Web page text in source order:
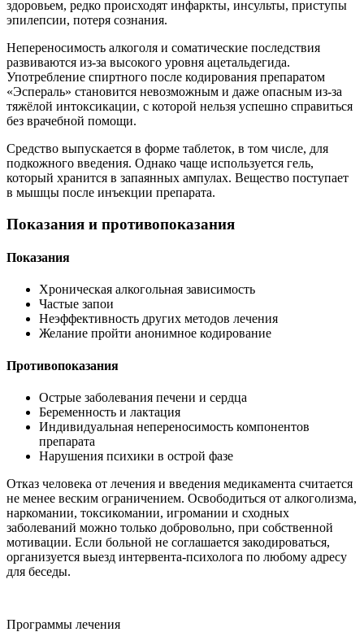
здоровьем, редко происходят инфаркты, инсульты, приступы
эпилепсии, потеря сознания.
Непереносимость алкоголя и соматические последствия
развиваются из-за высокого уровня ацетальдегида.
Употребление спиртного после кодирования препаратом
«Эспераль» становится невозможным и даже опасным из-за
тяжёлой интоксикации, с которой нельзя успешно справиться
без врачебной помощи.
Средство выпускается в форме таблеток, в том числе, для
подкожного введения. Однако чаще используется гель,
который хранится в запаянных ампулах. Вещество поступает
в мышцы после инъекции препарата.
Показания и противопоказания
Показания
Хроническая алкогольная зависимость
Частые запои
Неэффективность других методов лечения
Желание пройти анонимное кодирование
Противопоказания
Острые заболевания печени и сердца
Беременность и лактация
Индивидуальная непереносимость компонентов
препарата
Нарушения психики в острой фазе
Отказ человека от лечения и введения медикамента считается
не менее веским ограничением. Освободиться от алкоголизма,
наркомании, токсикомании, игромании и сходных
заболеваний можно только добровольно, при собственной
мотивации. Если больной не соглашается закодироваться,
организуется выезд интервента-психолога по любому адресу
для беседы.
Программы лечения